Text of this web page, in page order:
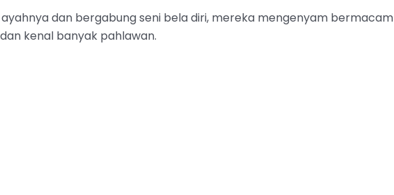
dan bergabung seni bela diri, mereka mengenyam bermacam
kenal banyak pahlawan.